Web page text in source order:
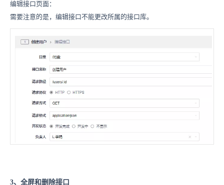
编辑接口页面：
需要注意的是，编辑接口不能更改所属的接口库。
3、全屏和删除接口